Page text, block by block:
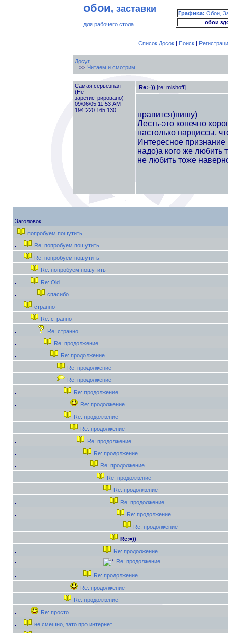
обои, заставки
для рабочего стола
Графика: Обои,
обои
Список Досок| Поиск|
Досуг
>> Читаем и смотрим
Самая серьезная
(Не
зарегистрировано)
09/06/05 11:53 AM
194.220.165.130
Re:=)) [re: mishoff]
нравится)пишу)
Лесть-это конечно
настолько нарциссы,
Интересное
надо)а кого же любить
не любить тоже
Заголовок
попробуем пошутить
Re: попробуем пошутить
Re: попробуем пошутить
Re: попробуем пошутить
Re: Old
спасибо
странно
Re: странно
Re: странно
Re: продолжение
Re: продолжение
Re: продолжение
Re: продолжение
Re: продолжение
Re: продолжение
Re: продолжение
Re: продолжение
Re: продолжение
Re: продолжение
Re: продолжение
Re: продолжение
Re: продолжение
Re: продолжение
Re: продолжение
Re: продолжение
Re:=))
Re: продолжение
Re: продолжение
Re: продолжение
Re: продолжение
Re: продолжение
Re: просто
не смешно, зато про интернет